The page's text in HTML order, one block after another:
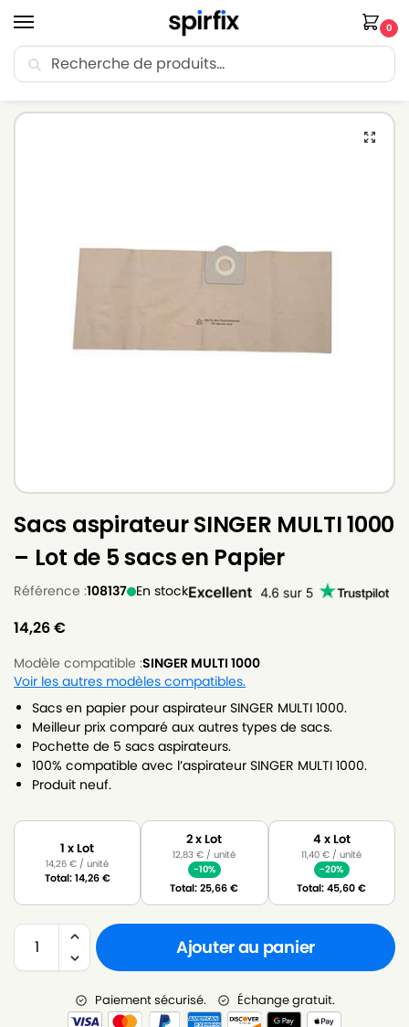
0
🚚 Livraison Point Relais offerte dès 30€ d’achat.
Sacs aspirateur SINGER MULTI 1000
– Lot de 5 sacs en Papier
Référence :108137 En stock
14,26€
Modèle compatible :SINGER MULTI 1000
Voir les autres modèles compatibles.
Sacs en papier pour aspirateur SINGER MULTI 1000.
Meilleur prix comparé aux autres types de sacs.
Pochette de 5 sacs aspirateurs.
100% compatible avec l’aspirateur SINGER MULTI 1000.
Produit neuf.
1 x Lot
14,26€ / unité
Total:14,26€
2 x Lot
12,83€ / unité
-10%
Total:25,66€
4 x Lot
11,40€ / unité
-20%
Total:45,60€
Ajouter au panier
Paiement sécurisé. Échange gratuit.